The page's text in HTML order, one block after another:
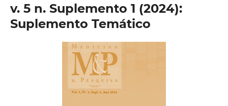
v. 5 n. Suplemento 1 (2024):
Suplemento Temático